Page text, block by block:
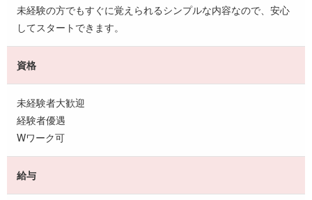
未経験の方でもすぐに覚えられるシンプルな内容なので、安心
してスタートできます。
資格
未経験者大歓迎
経験者優遇
Wワーク可
給与